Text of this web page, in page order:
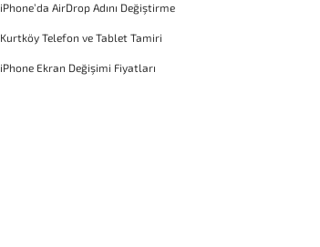
iPhone’da AirDrop Adını Değiştirme
Kurtköy Telefon ve Tablet Tamiri
iPhone Ekran Değişimi Fiyatları